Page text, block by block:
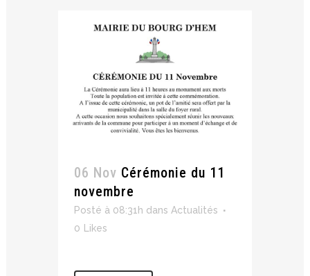
06 Nov Cérémonie du 11
novembre
Posté à 08:31h dans Actualités
0
Likes